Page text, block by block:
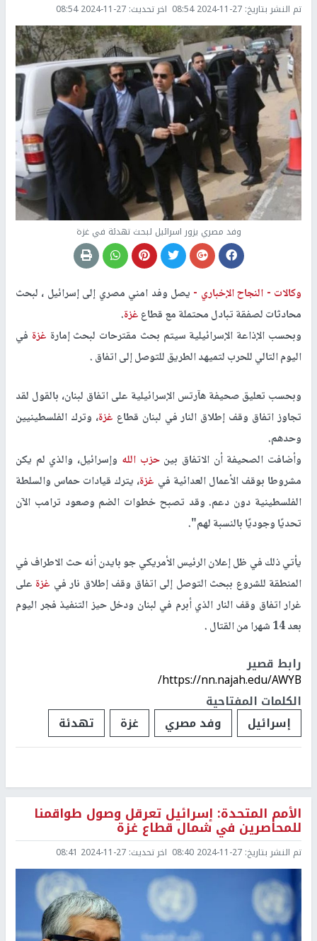
تم النشر بتاريخ: 2024-11-27 08:54 اخر تحديث: 2024-11-27 08:54
وفد مصري يزور اسرائيل لبحث تهدئة في غزة
وكالات - النجاح الإخباري - يصل وفد امني مصري إلى إسرائيل ، لبحث
محادثات لصفقة تبادل محتملة مع قطاعغزة.
وبحسب الإذاعة الإسرائيلية سيتم بحث مقترحات لبحث إمارة غزة في
اليوم التالي للحرب لتميهد الطريق للتوصل إلى اتفاق .
وبحسب تعليق صحيفة هآرتس الإسرائيلية على اتفاق لبنان، بالقول لقد
تجاوز اتفاق وقف إطلاق النار في لبنان قطاع غزة، وترك الفلسطينيين
وحدهم.
وأضافت الصحيفة أن الاتفاق بينحزب الله وإسرائيل، والذي لم يكن
مشروطا بوقف الأعمال العدائية في غزة، يترك قيادات حماس والسلطة
الفلسطينية دون دعم. وقد تصبح خطوات الضم وصعود ترامب الآن
تحديًا وجوديًا بالنسبة لهم".
يأتي ذلك في ظل إعلان الرئيس الأمريكي جو بايدن أنه حث الاطراف في
المنطقة للشروع ببحث التوصل إلى اتفاق وقف إطلاق نار في غزة على
غرار اتفاق وقف النار الذي أبرم في لبنان ودخل حيز التنفيذ فجر اليوم
بعد 14 شهرا من القتال .
رابط قصير
https://nn.najah.edu/AWYB/
الكلمات المفتاحية
إسرائيل
وفد مصري غزة تهدئة
الأمم المتحدة: إسرائيل تعرقل وصول طواقمنا
للمحاصرين في شمال قطاع غزة
تم النشر بتاريخ: 2024-11-27 08:40 اخر تحديث: 2024-11-27 08:41